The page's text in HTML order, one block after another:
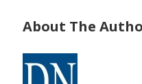
About The